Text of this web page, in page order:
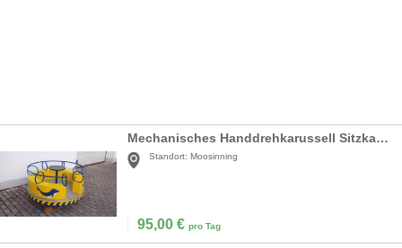
Mechanisches Handdrehkarussell Sitzkarussell
Standort: Moosinning
95,00 € pro Tag